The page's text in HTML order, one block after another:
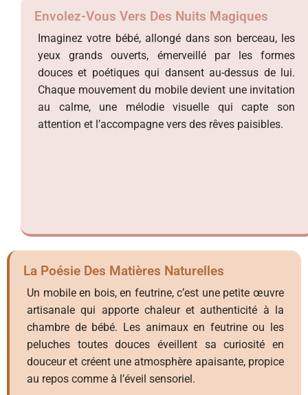
Envolez-Vous Vers Des Nuits Magiques
Imaginez votre bébé, allongé dans son berceau, les
yeux grands ouverts, émerveillé par les formes
douces et poétiques qui dansent au-dessus de lui.
Chaque mouvement du mobile devient une invitation
au calme, une mélodie visuelle qui capte son
attention et l’accompagne vers des rêves paisibles.
La Poésie Des Matières Naturelles
Un mobile en bois, en feutrine, c’est une petite œuvre
artisanale qui apporte chaleur et authenticité à la
chambre de bébé. Les animaux en feutrine ou les
peluches toutes douces éveillent sa curiosité en
douceur et créent une atmosphère apaisante, propice
au repos comme à l’éveil sensoriel.